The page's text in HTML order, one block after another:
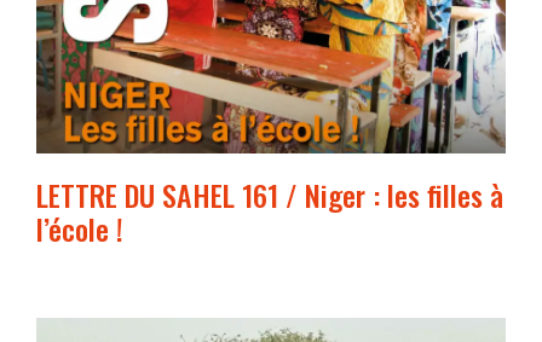
LETTRE DU SAHEL 161 / Niger : les filles à
l’école !